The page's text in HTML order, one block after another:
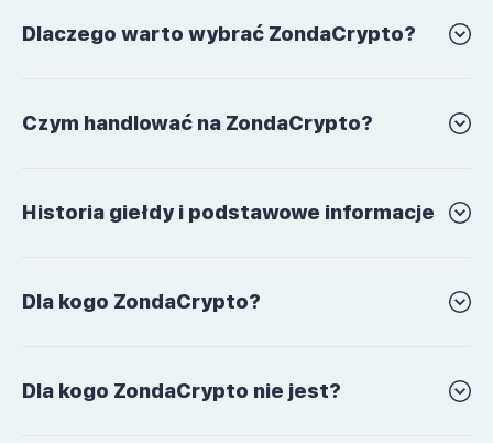
Dlaczego warto wybrać ZondaCrypto?
Czym handlować na ZondaCrypto?
Historia giełdy i podstawowe informacje
Dla kogo ZondaCrypto?
Dla kogo ZondaCrypto nie jest?